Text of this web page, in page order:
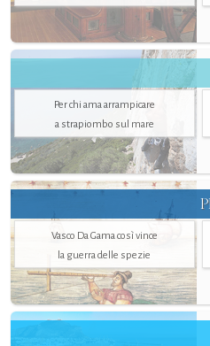
Per chi ama arrampicare
a strapiombo sul mare
Vasco Da Gama così vince
la guerra delle spezie